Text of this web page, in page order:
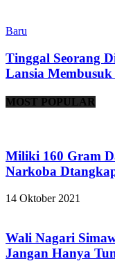
Baru
Tinggal Seorang
Lansia
MOST POPULAR
Miliki 160 Gram
Narkoba
14 Oktober 2021
Wali Nagari
Jangan Hanya